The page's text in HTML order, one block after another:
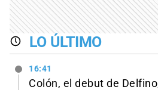
LO ÚLTIMO
16:41
Colón, el debut de